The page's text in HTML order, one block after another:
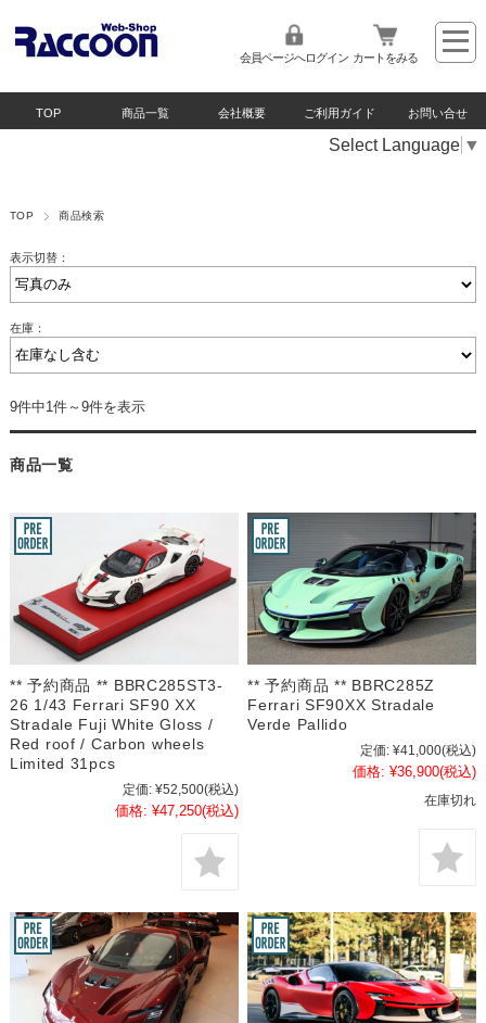
会員ページへログイン カートをみる
TOP 商品一覧 会社概要 ご利用ガイド お問い合せ
Select Language ▼
TOP 商品検索
表示切替：
在庫：
9件中1件～9件を表示
商品一覧
** 予約商品 ** BBRC285ST3-
26 1/43 Ferrari SF90 XX
Stradale Fuji White Gloss /
Red roof / Carbon wheels
Limited 31pcs
定価: ¥52,500(税込)
価格: ¥47,250(税込)
** 予約商品 ** BBRC285Z
Ferrari SF90XX Stradale
Verde Pallido
定価: ¥41,000(税込)
価格: ¥36,900(税込)
在庫切れ